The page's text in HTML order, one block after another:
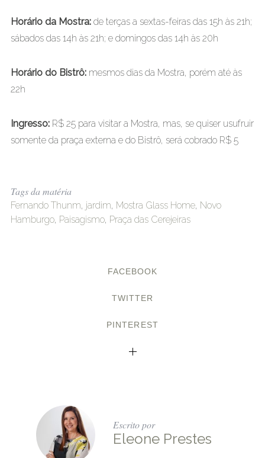
Horário da Mostra:de terças a sextas-feiras das 15h às 21h;
sábados das 14h às 21h; e domingos das 14h às 20h
Horário do Bistrô:mesmos dias da Mostra, porém até às
22h
Ingresso:R$ 25 para visitar a Mostra, mas, se quiser usufruir
somente da praça externa e do Bistrô, será cobrado R$ 5
Tags da matéria
Fernando Thunm, jardim, Mostra Glass Home, Novo
Hamburgo, Paisagismo, Praça das Cerejeiras
FACEBOOK
TWITTER
PINTEREST
Escrito por
Eleone Prestes